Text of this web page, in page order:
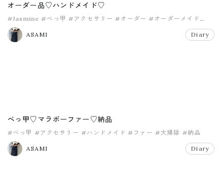
オーダー品♡ハンドメイド♡
#Jasmine #べっ甲 #アクセサリー #オーダー #オーダーメイド
#タッセル
ASAMI
Diary
べっ甲♡マラボーファー♡納品
#べっ甲 #アクセサリー #ハンドメイド #ファー #大掃除 #納品
ASAMI Diary